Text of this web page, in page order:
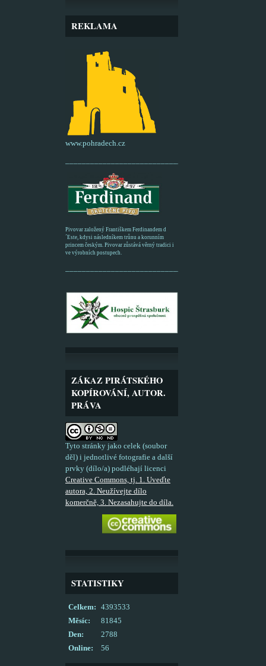
REKLAMA
www.pohradech.cz
Pivovar založený Františkem Ferdinandem d
´Este, kdysi následníkem trůnu a korunním
princem českým. Pivovar zůstává věrný tradici i
ve výrobních postupech.
ZÁKAZ PIRÁTSKÉHO
KOPÍROVÁNÍ, AUTOR.
PRÁVA
Tyto stránky jako celek (soubor
děl) i jednotlivé fotografie a další
prvky (dílo/a) podléhají licenci
Creative Commons, tj. 1. Uveďte
autora, 2. Neužívejte dílo
komerčně, 3. Nezasahujte do díla.
STATISTIKY
Online: 56
Celkem:
4393533
Měsíc:
81845
Den:
2788